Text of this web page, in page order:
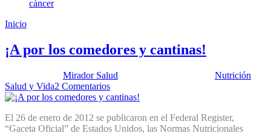
cáncer
Inicio
¡A por los comedores y cantinas!
Mirador Salud Nutrición
Salud y Vida2 Comentarios
El 26 de enero de 2012 se publicaron en el Federal Register,
“Gaceta Oficial” de Estados Unidos, las Normas Nutricionales